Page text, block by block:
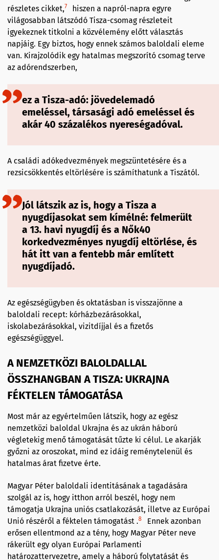
részletes cikket,7
hiszen a napról-napra egyre
világosabban látszódó Tisza-csomag részleteit
igyekeznek titkolni a közvélemény előtt választás
napjáig. Egy biztos, hogy ennek számos baloldali eleme
van. Kirajzolódik egy hatalmas megszorító csomag terve
az adórendszerben,
ez a Tisza-adó: jövedelemadó
emeléssel, társasági adó emeléssel és
akár 40 százalékos nyereségadóval.
A családi adókedvezmények megszüntetésére és a
rezsicsökkentés eltörlésére is számíthatunk a Tiszától.
Jól látszik az is, hogy a Tisza a
nyugdíjasokat sem kímélné: felmerült
a 13. havi nyugdíj és a Nők40
korkedvezményes nyugdíj eltörlése, és
hát itt van a fentebb már említett
nyugdíjadó.
Az egészségügyben és oktatásban is visszajönne a
baloldali recept: kórházbezárásokkal,
iskolabezárásokkal, vizitdíjjal és a fizetős
egészségüggyel.
A NEMZETKÖZI BALOLDALLAL
ÖSSZHANGBAN A TISZA: UKRAJNA
FÉKTELEN TÁMOGATÁSA
Most már az egyértelműen látszik, hogy az egész
nemzetközi baloldal Ukrajna és az ukrán háború
végletekig menő támogatását tűzte ki célul. Le akarják
győzni az oroszokat, mind ez idáig reménytelenül és
hatalmas árat fizetve érte.
Magyar Péter baloldali identitásának a tagadására
szolgál az is, hogy itthon arról beszél, hogy nem
támogatja Ukrajna uniós csatlakozását, illetve az Európai
Unió részéről a féktelen támogatást .8
Ennek azonban
erősen ellentmond az a tény, hogy Magyar Péter neve
rákerült egy olyan Európai Parlamenti
határozattervezetre, amely a háború folytatását és